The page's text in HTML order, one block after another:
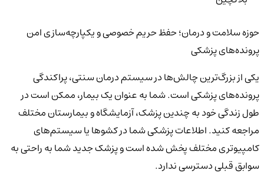
حوزه سلامت و درمان؛ حفظ حریم خصوصی و یکپارچه‌سازی امن
پرونده‌های پزشکی
یکی از بزرگ‌ترین چالش‌ها در سیستم درمان سنتی، پراکندگی
پرونده‌های پزشکی است. شما به عنوان یک بیمار، ممکن است در
طول زندگی خود به چندین پزشک، آزمایشگاه و بیمارستان مختلف
مراجعه کنید. اطلاعات پزشکی شما در کشوها یا سیستم‌های
کامپیوتری مختلف پخش شده است و پزشک جدید شما به راحتی به
سوابق قبلی دسترسی ندارد.